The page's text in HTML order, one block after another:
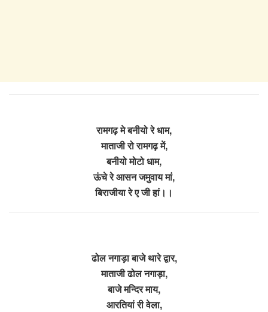
रामगढ़ मे बनीयो रे धाम,
माताजी रो रामगढ़ में,
बनीयो मोटो धाम,
ऊंचे रे आसन जमुवाय मां,
बिराजीया रे ए जी हां।।
ढोल नगाड़ा बाजे थारे द्वार,
माताजी ढोल नगाड़ा,
बाजे मन्दिर माय,
आरतियां री वेला,